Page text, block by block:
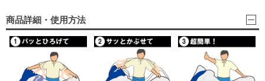
商品詳細・使用方法